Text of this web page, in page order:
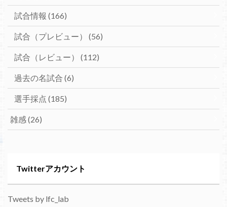
試合情報 (166)
試合（プレビュー） (56)
試合（レビュー） (112)
過去の名試合 (6)
選手採点 (185)
雑感(26)
Twitterアカウント
Tweets by lfc_lab